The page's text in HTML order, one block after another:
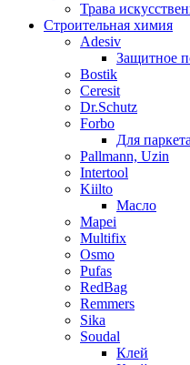
Трава
Строительная химия
Adesiv
Защитное
Bostik
Ceresit
Dr.Schutz
Forbo
Для паркета
Pallmann, Uzin
Intertool
Kiilto
Масло
Mapei
Multifix
Osmo
Pufas
RedBag
Remmers
Sika
Soudal
Клей